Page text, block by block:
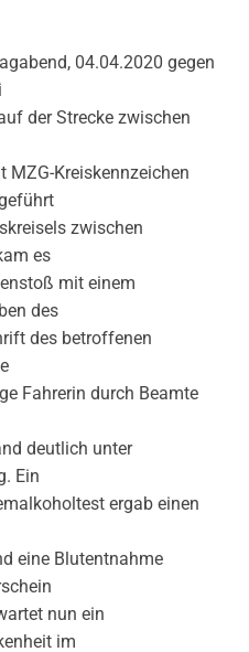
04.04.2020 gegen
der Strecke zwischen
MZG-Kreiskennzeichen
zwischen
es
mit einem
des
des betroffenen
Fahrerin durch Beamte
deutlich unter
Ein
ergab einen
eine Blutentnahme
nun ein
im